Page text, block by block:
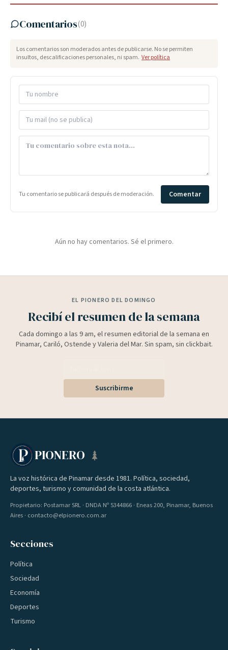
Comentarios(0)
Los comentarios son moderados antes de publicarse. No se permiten
insultos, descalificaciones personales, ni spam. Ver política
Tu comentario se publicará después de moderación. Comentar
Aún no hay comentarios. Sé el primero.
EL PIONERO DEL DOMINGO
Recibí el resumen de la semana
Cada domingo a las 9 am, el resumen editorial de la semana en
Pinamar, Cariló, Ostende y Valeria del Mar. Sin spam, sin clickbait.
Suscribirme
PIONERO
La voz histórica de Pinamar desde 1981. Política, sociedad,
deportes, turismo y comunidad de la costa atlántica.
Propietario: Postamar SRL · DNDA Nº 5344866 · Eneas 200, Pinamar, Buenos
Aires · contacto@elpionero.com.ar
Secciones
Política
Sociedad
Economía
Deportes
Turismo